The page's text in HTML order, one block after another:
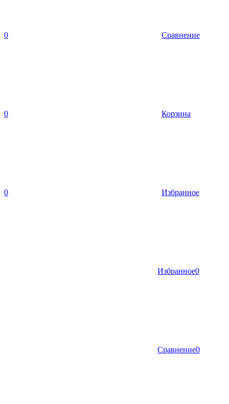
0 Сравнение
0 Корзина
0 Избранное
Избранное0
Сравнение0